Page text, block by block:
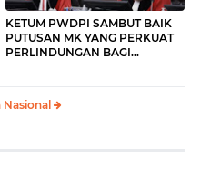
KETUM PWDPI SAMBUT BAIK
PUTUSAN MK YANG PERKUAT
PERLINDUNGAN BAGI